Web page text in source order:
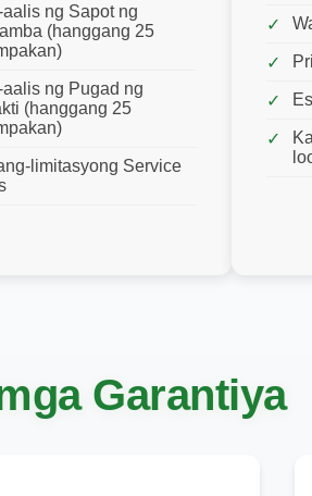
aalis ng Sapot ng
(hanggang 25
aalis ng Pugad ng
(hanggang 25
limitasyong Service
Garantiya